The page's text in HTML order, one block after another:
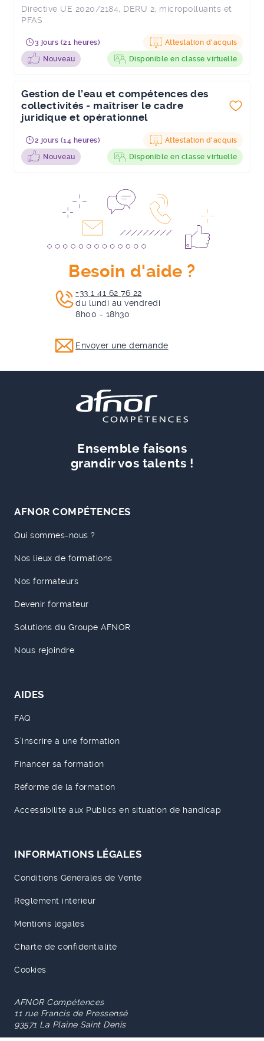
Directive UE 2020/2184, DERU 2, micropolluants et
PFAS
3 jours (21 heures)
Attestation d'acquis
Nouveau
Disponible en classe virtuelle
Gestion de l’eau et compétences des
collectivités - maîtriser le cadre
juridique et opérationnel
2 jours (14 heures)
Attestation d'acquis
Nouveau
Disponible en classe virtuelle
Besoin d'aide ?
+33 1 41 62 76 22
du lundi au vendredi
8h00 - 18h30
Envoyer une demande
Ensemble faisons
grandir vos talents !
AFNOR COMPÉTENCES
Qui sommes-nous ?
Nos lieux de formations
Nos formateurs
Devenir formateur
Solutions du Groupe AFNOR
Nous rejoindre
AIDES
FAQ
S'inscrire à une formation
Financer sa formation
Réforme de la formation
Accessibilité aux Publics en situation de handicap
INFORMATIONS LÉGALES
Conditions Générales de Vente
Règlement intérieur
Mentions légales
Charte de confidentialité
Cookies
AFNOR Compétences
11 rue Francis de Pressensé
93571 La Plaine Saint Denis